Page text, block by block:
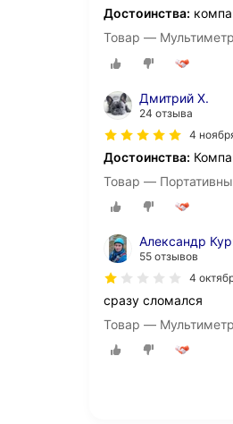
Достоинства:
Товар —
Дмитрий Х.
24 отзыва
4
Достоинства:
Товар —
Александр
55 отзывов
4
сразу сломался
Товар —